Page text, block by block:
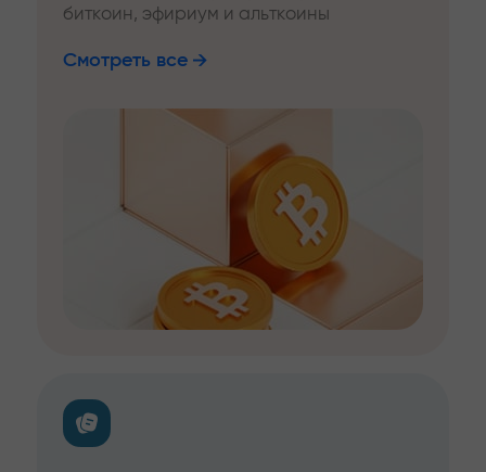
биткоин, эфириум и альткоины
Смотреть все